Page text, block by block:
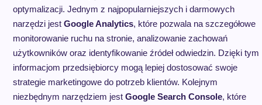
optymalizacji. Jednym z najpopularniejszych i darmowych
narzędzi jest Google Analytics, które pozwala na szczegółowe
monitorowanie ruchu na stronie, analizowanie zachowań
użytkowników oraz identyfikowanie źródeł odwiedzin. Dzięki tym
informacjom przedsiębiorcy mogą lepiej dostosować swoje
strategie marketingowe do potrzeb klientów. Kolejnym
niezbędnym narzędziem jest Google Search Console, które